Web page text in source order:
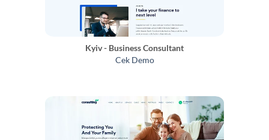
Kyiv - Business Consultant
Cek Demo